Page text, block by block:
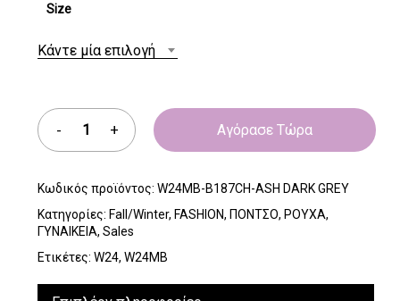
Size
Κάντε μία επιλογή
Αγόρασε Τώρα
Κωδικός προϊόντος: W24MB-B187CH-ASH DARK GREY
Κατηγορίες: Fall/Winter, FASHION, ΠΟΝΤΣΟ, ΡΟΥΧΑ,
ΓΥΝΑΙΚΕΙΑ, Sales
Ετικέτες: W24, W24MB